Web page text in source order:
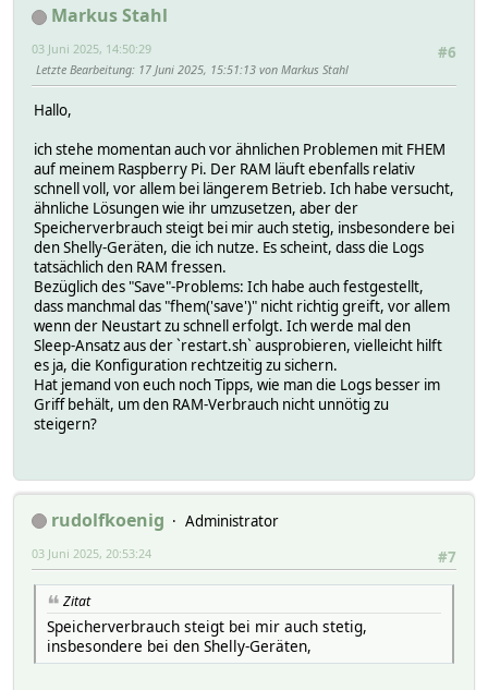
Markus Stahl
#6
03 Juni 2025, 14:50:29
Letzte Bearbeitung: 17 Juni 2025, 15:51:13 von Markus Stahl
Hallo,
ich stehe momentan auch vor ähnlichen Problemen mit FHEM
auf meinem Raspberry Pi. Der RAM läuft ebenfalls relativ
schnell voll, vor allem bei längerem Betrieb. Ich habe versucht,
ähnliche Lösungen wie ihr umzusetzen, aber der
Speicherverbrauch steigt bei mir auch stetig, insbesondere bei
den Shelly-Geräten, die ich nutze. Es scheint, dass die Logs
tatsächlich den RAM fressen.
Bezüglich des "Save"-Problems: Ich habe auch festgestellt,
dass manchmal das "fhem('save')" nicht richtig greift, vor allem
wenn der Neustart zu schnell erfolgt. Ich werde mal den
Sleep-Ansatz aus der `restart.sh` ausprobieren, vielleicht hilft
es ja, die Konfiguration rechtzeitig zu sichern.
Hat jemand von euch noch Tipps, wie man die Logs besser im
Griff behält, um den RAM-Verbrauch nicht unnötig zu
steigern?
rudolfkoenig
Administrator
#7
03 Juni 2025, 20:53:24
Zitat
Speicherverbrauch steigt bei mir auch stetig,
insbesondere bei den Shelly-Geräten,